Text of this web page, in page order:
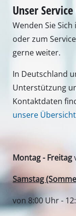
Unser
Wenden Sie
oder zum
gerne weiter.
In Deutschland
Unterstützung
Kontaktdaten
unsere
Montag - Freitag
Samstag
von 8:00 Uhr -